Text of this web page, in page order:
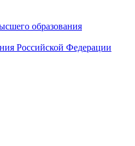
образования
Российской Федерации